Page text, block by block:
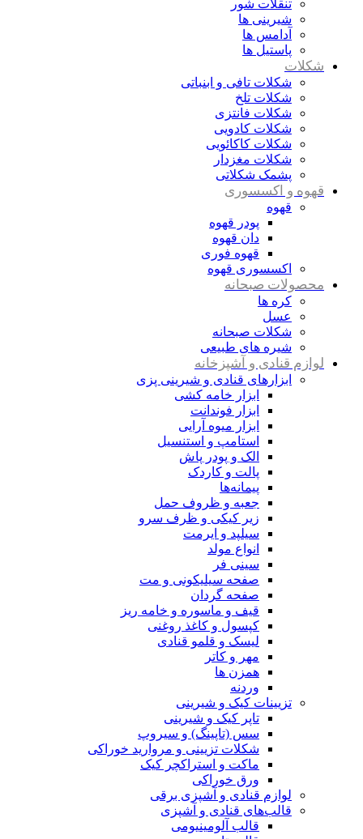
تنقلات شور
شیرینی ها
آدامس ها
پاستیل ها
شکلات
شکلات تافی و ابنباتی
شکلات تلخ
شکلات فانتزی
شکلات کادویی
شکلات کاکائویی
شکلات مغزدار
پشمک شکلاتی
قهوه و اکسسوری
قهوه
پودر قهوه
دان قهوه
قهوه فوری
اکسسوری قهوه
محصولات صبحانه
کره ها
عسل
شکلات صبحانه
شیره های طبیعی
لوازم قنادی و آشپزخانه
ابزارهای قنادی و شیرینی پزی
ابزار خامه کشی
ابزار فوندانت
ابزار میوه آرایی
استامپ و استنسیل
الک و پودر پاش
پالت و کاردک
پیمانه‌ها
جعبه و ظروف حمل
زیر کیکی و ظرف سرو
سیلپد و ایرمت
انواع مولد
سینی فر
صفحه سیلیکونی و مت
صفحه گردان
قیف و ماسوره و خامه ریز
کپسول و کاغذ روغنی
لیسک و قلمو قنادی
مهر و کاتر
همزن ها
وردنه
تزیینات کیک و شیرینی
تاپر کیک و شیرینی
سس (تاپینگ) و سیروپ
شکلات تزیینی و مروارید خوراکی
ماکت و استراکچر کیک
ورق خوراکی
لوازم قنادی و آشپزی برقی
قالب‌های قنادی و آشپزی
قالب آلومینیومی